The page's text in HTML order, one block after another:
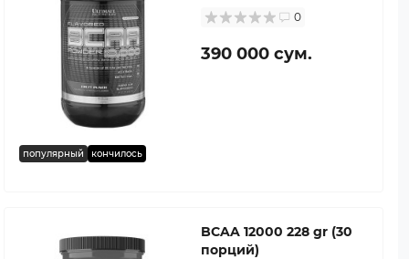
популярный кончилось
0
390 000 сум.
BCAA 12000 228 gr (30
порций)